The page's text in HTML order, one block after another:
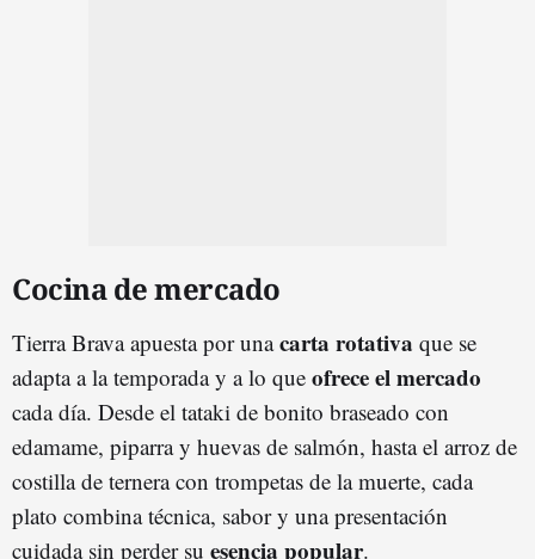
Cocina de mercado
Tierra Brava apuesta por unacarta rotativa que se
adapta a la temporada y a lo que ofrece el mercado
cada día. Desde el tataki de bonito braseado con
edamame, piparra y huevas de salmón, hasta el arroz de
costilla de ternera con trompetas de la muerte, cada
plato combina técnica, sabor y una presentación
cuidada sin perder su esencia popular.